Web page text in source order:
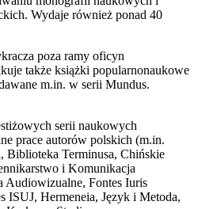
Wydaje również ponad 40
poza ramy oficyn
także książki popularnonaukowe
m.in. w serii Mundus.
serii naukowych
prace autorów polskich (m.in.
Biblioteka Terminusa, Chińskie
i Komunikacja
Audiowizualne, Fontes Iuris
ISUJ, Hermeneia, Język i Metoda,